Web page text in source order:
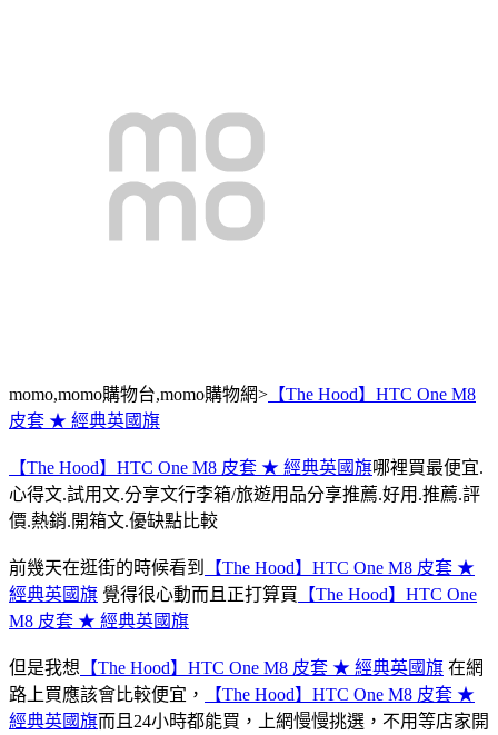
momo,momo購物台,momo購物網> 【The Hood】HTC One M8
皮套 ★ 經典英國旗
【The Hood】HTC One M8 皮套 ★ 經典英國旗哪裡買最便宜.
心得文.試用文.分享文行李箱/旅遊用品分享推薦.好用.推薦.評
價.熱銷.開箱文.優缺點比較
前幾天在逛街的時候看到
【The Hood】HTC One M8 皮套 ★
經典英國旗 覺得很心動而且正打算買 【The Hood】HTC One
M8 皮套 ★ 經典英國旗
但是我想 【The Hood】HTC One M8 皮套 ★ 經典英國旗 在網
路上買應該會比較便宜，
【The Hood】HTC One M8 皮套 ★
經典英國旗而且24小時都能買，上網慢慢挑選，不用等店家開